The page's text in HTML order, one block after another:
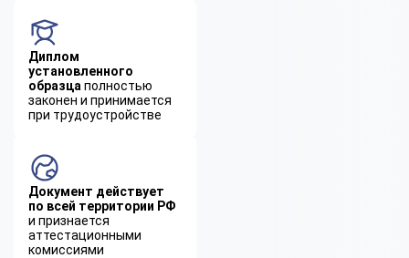
Диплом
установленного
образца полностью
законен и принимается
при трудоустройстве
Документ действует
по всей территории РФ
и признается
аттестационными
комиссиями